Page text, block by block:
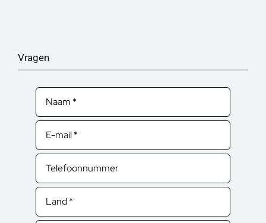
Vragen